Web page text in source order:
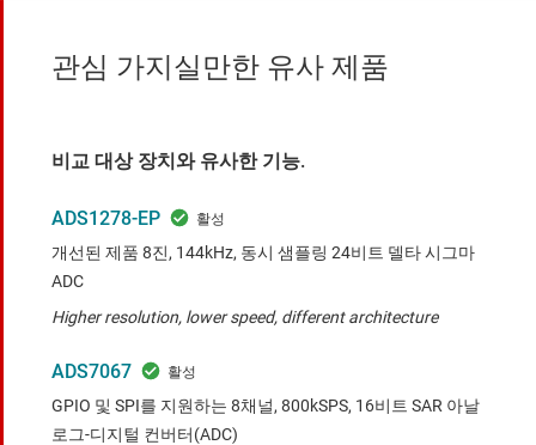
관심 가지실만한 유사 제품
비교 대상 장치와 유사한 기능.
ADS1278-EP
개선된 제품 8진, 144kHz, 동시 샘플링 24비트 델타 시그마
ADC
Higher resolution, lower speed, different architecture
ADS7067
GPIO 및 SPI를 지원하는 8채널, 800kSPS, 16비트 SAR 아날
로그-디지털 컨버터(ADC)